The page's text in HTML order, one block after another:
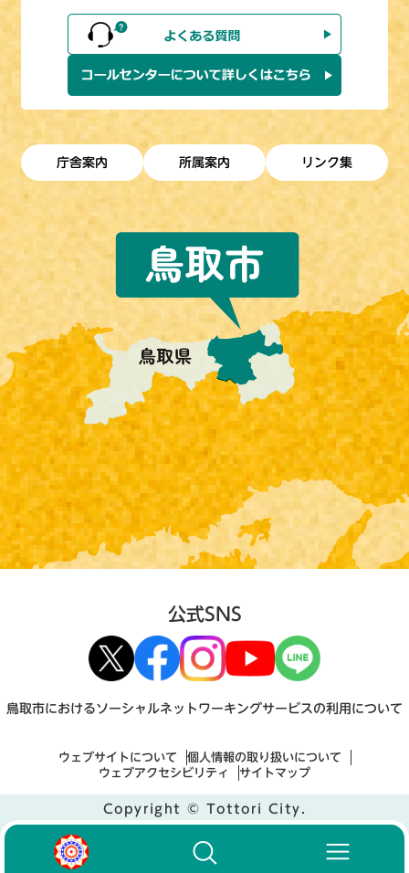
庁舎案内 所属案内 リンク集
公式SNS
鳥取市におけるソーシャルネットワーキングサービスの利用について
ウェブサイトについて
個人情報の取り扱いについて
ウェブアクセシビリティ
サイトマップ
Copyright © Tottori City.